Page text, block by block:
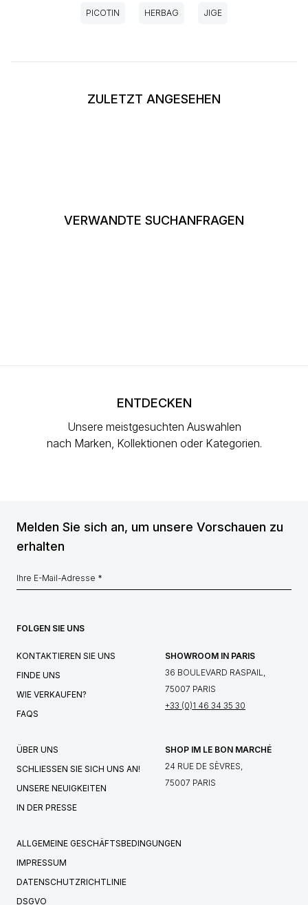
PICOTIN HERBAG JIGE
ZULETZT ANGESEHEN
VERWANDTE SUCHANFRAGEN
ENTDECKEN
Unsere meistgesuchten Auswahlen
nach Marken, Kollektionen oder Kategorien.
Melden Sie sich an, um unsere Vorschauen zu
erhalten
FOLGEN SIE UNS
KONTAKTIEREN SIE UNS
FINDE UNS
WIE VERKAUFEN?
FAQS
SHOWROOM IN PARIS
36 BOULEVARD RASPAIL,
75007 PARIS
+33 (0)1 46 34 35 30
ÜBER UNS
SCHLIESSEN SIE SICH UNS AN!
UNSERE NEUIGKEITEN
IN DER PRESSE
SHOP IM LE BON MARCHÉ
24 RUE DE SÈVRES,
75007 PARIS
ALLGEMEINE GESCHÄFTSBEDINGUNGEN
IMPRESSUM
DATENSCHUTZRICHTLINIE
DSGVO